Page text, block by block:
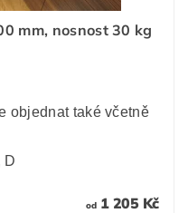
mm, nosnost 30 kg
objednat také včetně
D
od1 205 Kč